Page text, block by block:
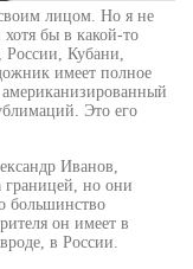
лицом. Но я не
бы в какой-то
России, Кубани,
имеет полное
Это его
Иванов,
границей, но они
большинство
он имеет в
в России.